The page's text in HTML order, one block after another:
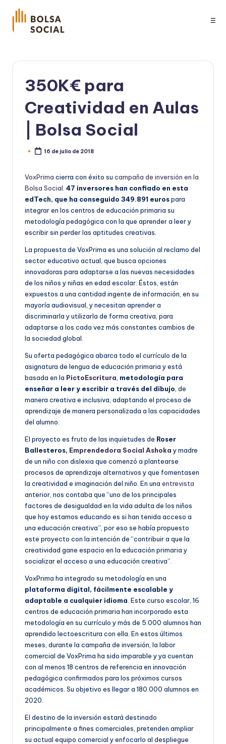
☰
350K€ para
Creatividad en Aulas
| Bolsa Social
Publicado16 de julio de 2018
VoxPrima cierra con éxito su campaña de inversión en la
Bolsa Social 47 inversores han confiado en esta
edTech, que ha conseguido 349.891 eurospara
integrar en los centros de educación primaria su
metodología pedagógica con la que aprender a leer y
escribir sin perder las aptitudes creativas.
La propuesta de VoxPrima es una solución al reclamo del
sector educativo actual, que busca opciones
innovadoras para adaptarse a las nuevas necesidades
de los niños y niñas en edad escolar. Éstos, están
expuestos a una cantidad ingente de información, en su
mayoría audiovisual, y necesitan aprender a
discriminarla y utilizarla de forma creativa, para
adaptarse a los cada vez más constantes cambios de
la sociedad global.
Su oferta pedagógica abarca todo el currículo de la
asignatura de lengua de educación primaria y está
basada en la PictoEscritura metodología para
enseñar a leer y escribir a través del dibujo , de
manera creativa e inclusiva, adaptando el proceso de
aprendizaje de manera personalizada a las capacidades
del alumno.
El proyecto es fruto de las inquietudes de Roser
Ballesteros, Emprendedora Social Ashoka y madre
de un niño con dislexia que comenzó a plantearse
procesos de aprendizaje alternativos y que fomentasen
la creatividad e imaginación del niño. En una entrevista
anterior, nos contaba que “uno de los principales
factores de desigualdad en la vida adulta de los niños
que hoy estamos educando es si han tenida acceso a
una educación creativa”, por eso se había propuesto
este proyecto con la intención de “contribuir a que la
creatividad gane espacio en la educación primaria y
socializar el acceso a una educación creativa”.
VoxPrima ha integrado su metodología en una
plataforma digital, fácilmente escalable y
adaptable a cualquier idioma . Este curso escolar, 16
centros de educación primaria han incorporado esta
metodología en su currículo y más de 5.000 alumnos han
aprendido lectoescritura con ella. En estos últimos
meses, durante la campaña de inversión, la labor
comercial de VoxPrima ha sido imparable y ya cuentan
con al menos 18 centros de referencia en innovación
pedagógica confirmados para los próximos cursos
académicos. Su objetivo es llegar a 180.000 alumnos en
2020.
El destino de la inversión estará destinado
principalmente a fines comerciales, pretenden ampliar
su actual equipo comercial y enfocarlo al despliegue